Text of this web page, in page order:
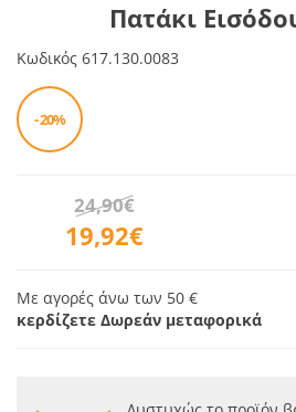
Πατάκι
Κωδικός 617.130.0083
- 20%
19,92€
24,90€
Με αγορές άνω των 50 €
κερδίζετε Δωρεάν μεταφορικά